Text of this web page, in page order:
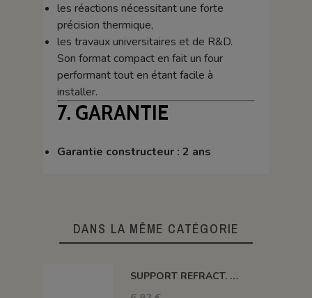
les réactions nécessitant une forte
précision thermique,
les travaux universitaires et de R&D.
Son format compact en fait un four
performant tout en étant facile à
installer.
7. GARANTIE
Garantie constructeur : 2 ans
DANS LA MÊME CATÉGORIE
SUPPORT REFRACT. DOUBLE ROND Ø 100 MM 1260°C